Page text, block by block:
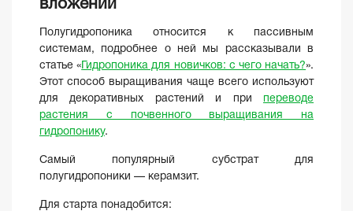
вложений
Полугидропоника относится к пассивным
системам, подробнее о ней мы рассказывали в
статье «Гидропоника для новичков: с чего начать?».
Этот способ выращивания чаще всего используют
для декоративных растений и при переводе
растения с почвенного выращивания на
гидропонику.
Самый популярный субстрат для
полугидропоники — керамзит.
Для старта понадобится: